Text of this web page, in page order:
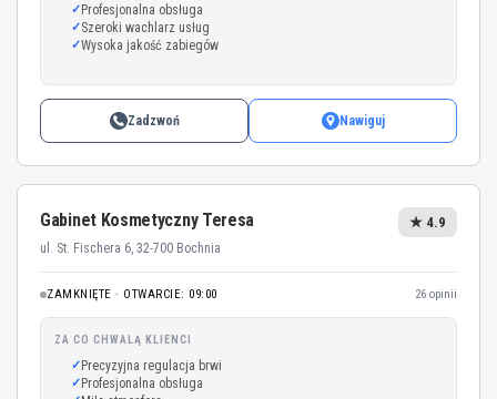
Profesjonalna obsługa
Szeroki wachlarz usług
Wysoka jakość zabiegów
Zadzwoń Nawiguj
Gabinet Kosmetyczny Teresa
ul. St. Fischera 6, 32-700 Bochnia
★ 4.9
ZAMKNIĘTE · OTWARCIE: 09:00 26 opinii
ZA CO CHWALĄ KLIENCI
Precyzyjna regulacja brwi
Profesjonalna obsługa